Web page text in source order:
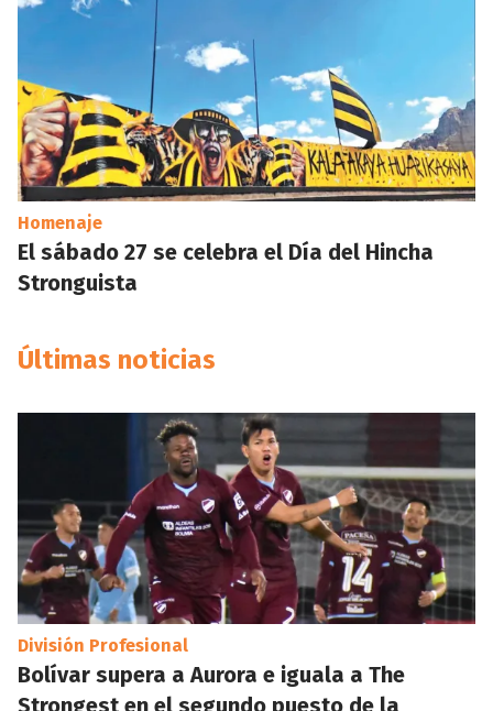
Homenaje
El sábado 27 se celebra el Día del Hincha
Stronguista
Últimas noticias
División Profesional
Bolívar supera a Aurora e iguala a The
Strongest en el segundo puesto de la